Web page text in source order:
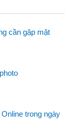
cần gặp mặt
trong ngày